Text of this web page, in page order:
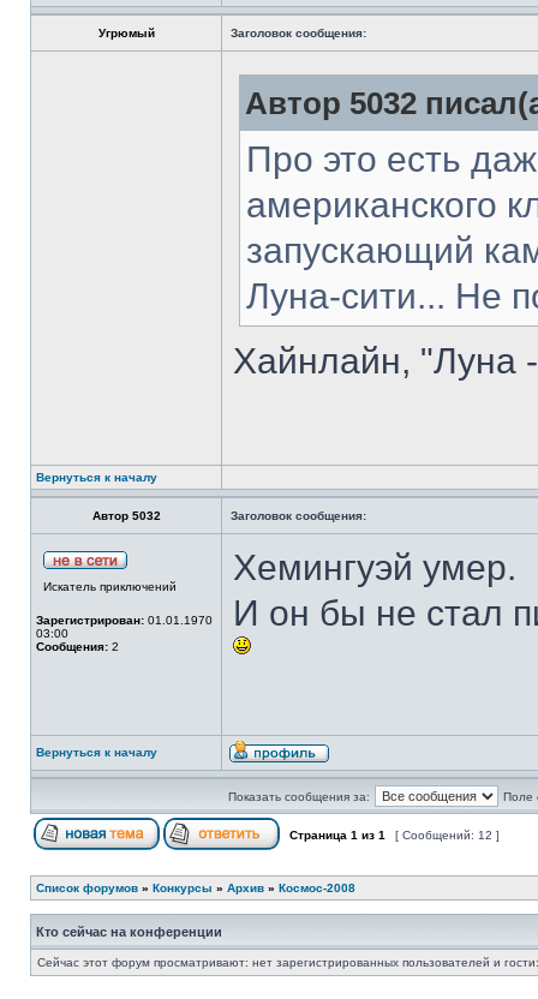
Угрюмый Заголовок сообщения:
Автор 5032
Про это есть
американского
запускающий
Луна-сити... Не
Хайнлайн, "Луна
Вернуться к началу
Автор 5032 Заголовок сообщения:
Искатель приключений
Зарегистрирован: 01.01.1970
03:00
Сообщения: 2
Хемингуэй умер.
И он бы не стал
Вернуться к началу
Показать сообщения за: Поле
Страница 1 из 1 [ Сообщений: 12 ]
Список форумов » Конкурсы » Архив » Космос-2008
Кто сейчас на конференции
Сейчас этот форум просматривают: нет зарегистрированных пользователей и